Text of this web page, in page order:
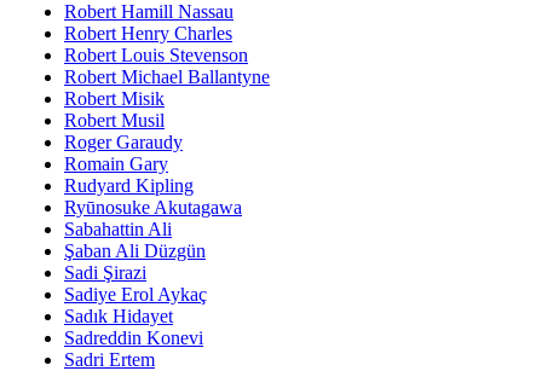
Robert Hamill Nassau
Robert Henry Charles
Robert Louis Stevenson
Robert Michael Ballantyne
Robert Misik
Robert Musil
Roger Garaudy
Romain Gary
Rudyard Kipling
Ryūnosuke Akutagawa
Sabahattin Ali
Şaban Ali Düzgün
Sadi Şirazi
Sadiye Erol Aykaç
Sadık Hidayet
Sadreddin Konevi
Sadri Ertem